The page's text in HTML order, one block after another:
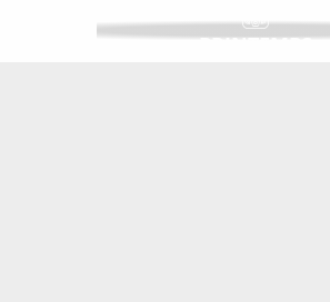
PRINTEMPS